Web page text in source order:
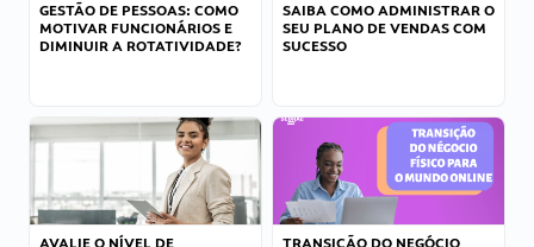
GESTÃO DE PESSOAS: COMO
MOTIVAR FUNCIONÁRIOS E
DIMINUIR A ROTATIVIDADE?
SAIBA COMO ADMINISTRAR O
SEU PLANO DE VENDAS COM
SUCESSO